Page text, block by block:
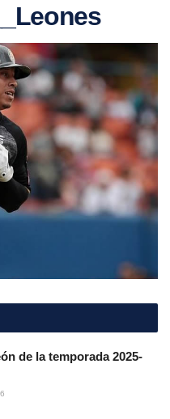
de la temporada 2025-